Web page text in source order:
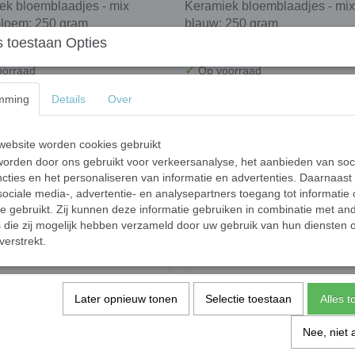
bloemblaadjes - mix
250 gram
Keramiek bloemblaadjes - mix
blauw; 250 gram
✓Op voorraad
- mix blauw; 500 gr
Puzzelsteentjes - mix wilde
toestaan Opties
Details Over
worden cookies gebruikt
door ons gebruikt voor verkeersanalyse, het aanbieden van
en het personaliseren van informatie en advertenties. Daarnaast
media-, advertentie- en analysepartners toegang tot informatie
gebruikt. Zij kunnen deze informatie gebruiken in combinatie met
die zij mogelijk hebben verzameld door uw gebruik van hun diensten
Later opnieuw tonen Selectie toestaan Alles
Nee, niet